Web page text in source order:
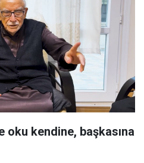
oku kendine, başkasına